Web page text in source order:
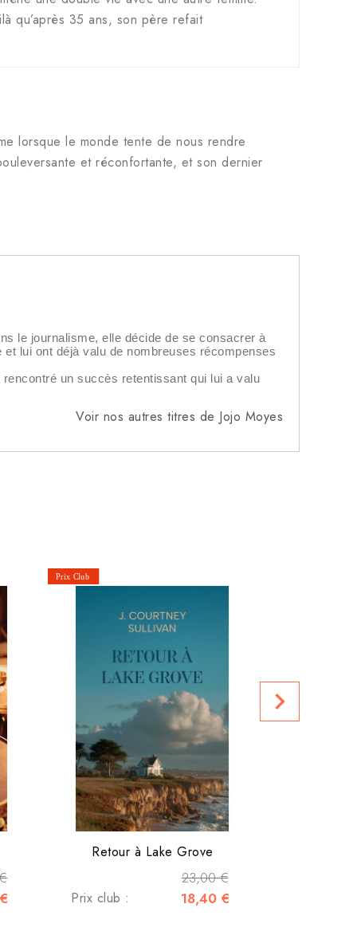
qu’après 35 ans, son père refait
lorsque le monde tente de nous rendre
et réconfortante, et son dernier
le journalisme, elle décide de se consacrer à
lui ont déjà valu de nombreuses récompenses
un succès retentissant qui lui a valu
Voir nos autres titres de Jojo Moyes
Retour à Lake Grove
23,00 €
Prix club : 18,40 €
navigate_next